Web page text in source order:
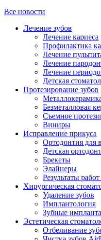
Все новости
Лечение зубов
Лечение кариеса
Профилактика
Лечение
Лечение
Лечение
Детская
Протезирование зубов
Безметалловая
Съемное
Виниры
Исправление прикуса
Ортодонтия для
Детская
Брекеты
Элайнеры
Результаты
Хирургическая
Удаление зубов
Имплантология
Зубные
Эстетическая
Отбеливание